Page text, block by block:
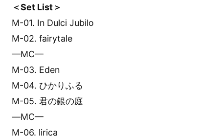
＜Set List＞
M-01. In Dulci Jubilo
M-02. fairytale
—MC—
M-03. Eden
M-04. ひかりふる
M-05. 君の銀の庭
—MC—
M-06. lirica